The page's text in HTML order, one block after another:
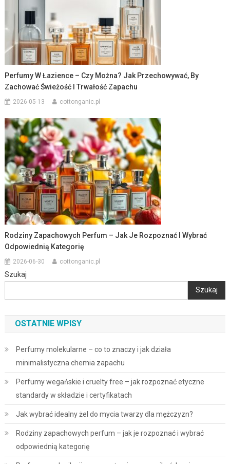
Perfumy W Łazience – Czy Można? Jak Przechowywać, By
Zachować Świeżość I Trwałość Zapachu
2026-05-13 cottonganic.pl
Rodziny Zapachowych Perfum – Jak Je Rozpoznać I Wybrać
Odpowiednią Kategorię
2026-06-30 cottonganic.pl
Szukaj
Szukaj
OSTATNIE WPISY
Perfumy molekularne – co to znaczy i jak działa
minimalistyczna chemia zapachu
Perfumy wegańskie i cruelty free – jak rozpoznać etyczne
standardy w składzie i certyfikatach
Jak wybrać idealny żel do mycia twarzy dla mężczyzn?
Rodziny zapachowych perfum – jak je rozpoznać i wybrać
odpowiednią kategorię